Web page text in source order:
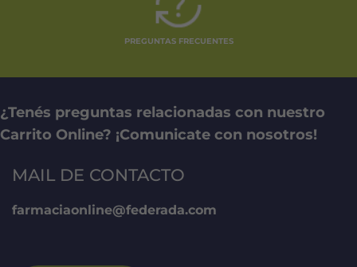
PREGUNTAS FRECUENTES
¿Tenés preguntas relacionadas con nuestro
Carrito Online? ¡Comunicate con nosotros!
MAIL DE CONTACTO
farmaciaonline@federada.com